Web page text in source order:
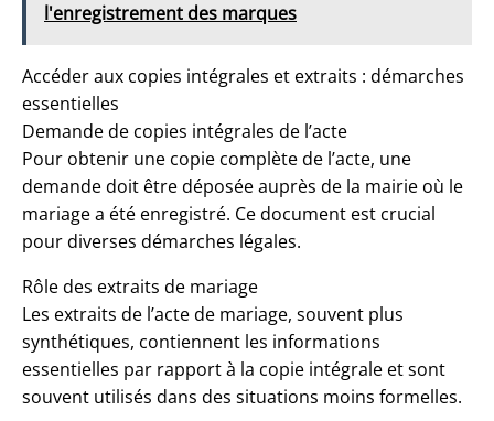
l'enregistrement des marques
Accéder aux copies intégrales et extraits : démarches
essentielles
Demande de copies intégrales de l’acte
Pour obtenir une copie complète de l’acte, une
demande doit être déposée auprès de la mairie où le
mariage a été enregistré. Ce document est crucial
pour diverses démarches légales.
Rôle des extraits de mariage
Les extraits de l’acte de mariage, souvent plus
synthétiques, contiennent les informations
essentielles par rapport à la copie intégrale et sont
souvent utilisés dans des situations moins formelles.